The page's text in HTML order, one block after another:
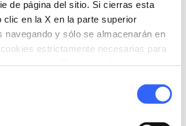
de página del sitio. Si cierras esta
clic en la X en la parte superior
navegando y sólo se almacenarán en
estrictamente necesarias para